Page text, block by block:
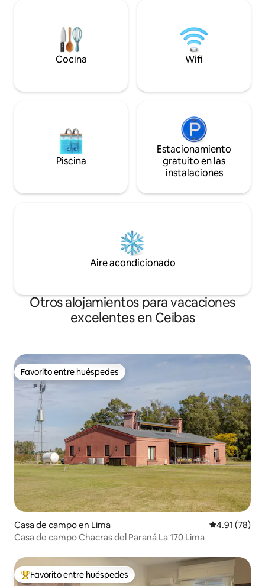
alta, colchón de
almohadas,
Ventilador.
Cocina Wifi
Piscina
Estacionamiento
gratuito en las
instalaciones
Aire acondicionado
Otros alojamientos para vacaciones
excelentes en Ceibas
Favorito entre huéspedes
Favorito entre huéspedes
Casa de campo en Lima Calificación
4.91 (78)
Casa de campo Chacras del Paraná La 170 Lima
Favorito entre huéspedes preferido
Favorito entre huéspedes